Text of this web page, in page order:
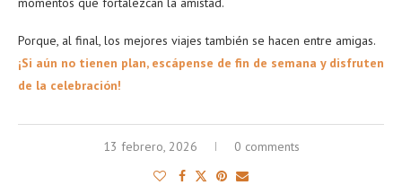
Porque, al final, los mejores viajes también se hacen entre amigas.
¡Si aún no tienen plan, escápense de fin de semana y disfruten
de la celebración!
13 febrero, 2026 0 comments